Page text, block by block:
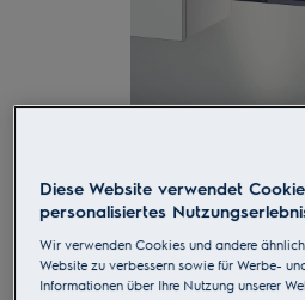
DASL6046SW
Abluft Umluft
Diese Website verwendet
personalisiertes
Wir verwenden Cookies und andere
Website zu verbessern sowie für Werbe-
Informationen über Ihre Nutzung unserer